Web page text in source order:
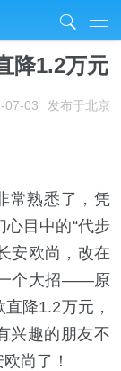
j
降1.2万元
07-03 发布于北京
熟悉了，凭
目中的“代步
安欧尚，改在
个大招——原
降1.2万元，
兴趣的朋友不
尚了！